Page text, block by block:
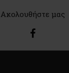
Ακολουθήστε μας